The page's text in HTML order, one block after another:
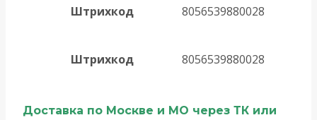
Штрихкод 8056539880028
Штрихкод 8056539880028
Доставка по Москве и МО через ТК или